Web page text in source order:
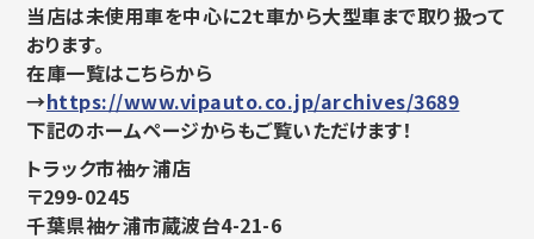
当店は未使用車を中心に2ｔ車から大型車まで取り扱って
おります。
在庫一覧はこちらから
→https://www.vipauto.co.jp/archives/3689
下記のホームページからもご覧いただけます！
トラック市袖ヶ浦店
〒299-0245
千葉県袖ヶ浦市蔵波台4-21-6